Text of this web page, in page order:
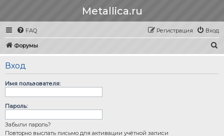
Metallica.ru
FAQ Вход
Регистрация
Форумы
Вход
Имя пользователя:
Пароль:
Забыли пароль?
Повторно выслать письмо для активации учётной записи